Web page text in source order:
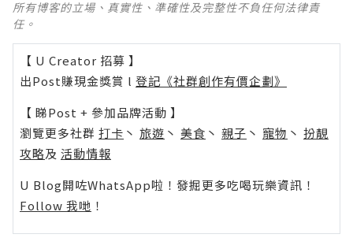
所有博客的立場、真實性、準確性及完整性不負任何法律責
任。
【 U Creator 招募 】
出Post賺現金獎賞 l 登記《社群創作有價企劃》
【 睇Post + 參加品牌活動 】
瀏覽更多社群 打卡 丶 旅遊 丶 美食 丶 親子 丶 寵物 丶 扮靚
攻略及 活動情報
U Blog開咗WhatsApp啦！發掘更多吃喝玩樂資訊！
Follow 我哋 ！